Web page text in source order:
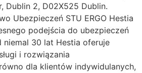
Dublin 2, D02X525 Dublin.
Ubezpieczeń STU ERGO Hestia
podejścia do ubezpieczeń
niemal 30 lat Hestia oferuje
i rozwiązania
dla klientów indywidulanych,